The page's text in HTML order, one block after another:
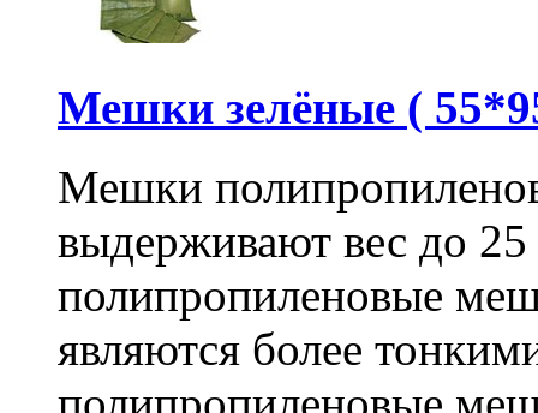
Мешки зелёные (
Мешки
выдерживают вес до
полипропиленовые
являются более
полипропиленовые